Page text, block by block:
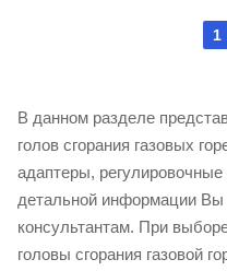
1
В данном разделе
голов сгорания газовых
адаптеры,
детальной информации
консультантам. При
головы сгорания газовой